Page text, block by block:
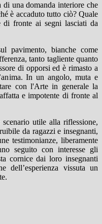
una domanda interiore che
è accaduto tutto ciò? Quale
di fronte ai segni lasciati da
pavimento, bianche come
tanto tagliente quanto
di opporsi ed è rimasto a
In un angolo, muta e
con l'Arte in generale la
e impotente di fronte al
utile alla riflessione,
da ragazzi e insegnanti,
testimonianze, liberamente
seguito con interesse gli
cornice dai loro insegnanti
dell’esperienza vissuta un